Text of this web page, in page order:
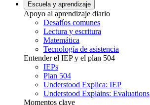
Escuela y aprendizaje
Apoyo al aprendizaje diario
Desafíos comunes
Lectura y escritura
Matemática
Tecnología de asistencia
Entender el IEP y el plan 504
IEPs
Plan 504
Understood Explica: IEP
Understood Explains: Evaluations
Momentos clave